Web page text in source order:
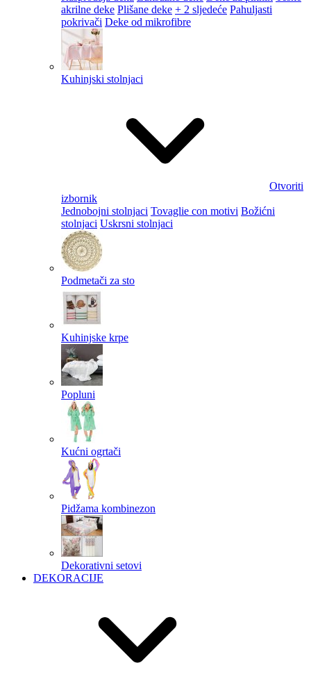
akrilne deke Plišane deke + 2 sljedeće Pahuljasti
pokrivači Deke od mikrofibre
Kuhinjski stolnjaci
Otvoriti
izbornik
Jednobojni stolnjaci Tovaglie con motivi Božićni
stolnjaci Uskrsni stolnjaci
Podmetači za sto
Kuhinjske krpe
Popluni
Kućni ogrtači
Pidžama kombinezon
Dekorativni setovi
DEKORACIJE